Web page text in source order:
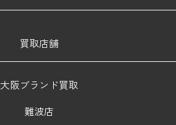
買取店舗
大阪ブランド買取
難波店